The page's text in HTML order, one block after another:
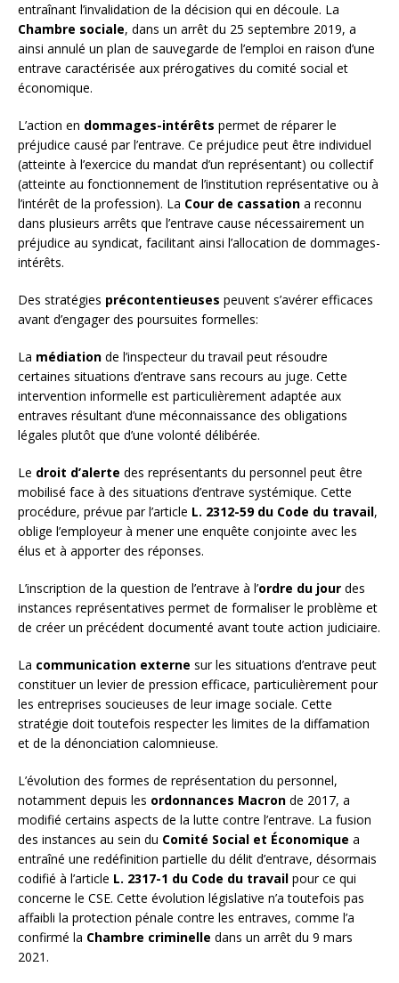
entraînant l’invalidation de la décision qui en découle. La
Chambre sociale, dans un arrêt du 25 septembre 2019, a
ainsi annulé un plan de sauvegarde de l’emploi en raison d’une
entrave caractérisée aux prérogatives du comité social et
économique.
L’action en dommages-intérêts permet de réparer le
préjudice causé par l’entrave. Ce préjudice peut être individuel
(atteinte à l’exercice du mandat d’un représentant) ou collectif
(atteinte au fonctionnement de l’institution représentative ou à
l’intérêt de la profession). La Cour de cassation a reconnu
dans plusieurs arrêts que l’entrave cause nécessairement un
préjudice au syndicat, facilitant ainsi l’allocation de dommages-
intérêts.
Des stratégies précontentieuses peuvent s’avérer efficaces
avant d’engager des poursuites formelles:
La médiation de l’inspecteur du travail peut résoudre
certaines situations d’entrave sans recours au juge. Cette
intervention informelle est particulièrement adaptée aux
entraves résultant d’une méconnaissance des obligations
légales plutôt que d’une volonté délibérée.
Le droit d’alerte des représentants du personnel peut être
mobilisé face à des situations d’entrave systémique. Cette
procédure, prévue par l’article L. 2312-59 du Code du travail,
oblige l’employeur à mener une enquête conjointe avec les
élus et à apporter des réponses.
L’inscription de la question de l’entrave à l’ordre du jour des
instances représentatives permet de formaliser le problème et
de créer un précédent documenté avant toute action judiciaire.
La communication externe sur les situations d’entrave peut
constituer un levier de pression efficace, particulièrement pour
les entreprises soucieuses de leur image sociale. Cette
stratégie doit toutefois respecter les limites de la diffamation
et de la dénonciation calomnieuse.
L’évolution des formes de représentation du personnel,
notamment depuis les ordonnances Macron de 2017, a
modifié certains aspects de la lutte contre l’entrave. La fusion
des instances au sein du Comité Social et Économique a
entraîné une redéfinition partielle du délit d’entrave, désormais
codifié à l’article L. 2317-1 du Code du travail pour ce qui
concerne le CSE. Cette évolution législative n’a toutefois pas
affaibli la protection pénale contre les entraves, comme l’a
confirmé la Chambre criminelle dans un arrêt du 9 mars
2021.